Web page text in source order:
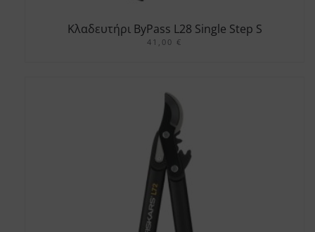
Κλαδευτήρι ByPass L28 Single Step S
41,00 €